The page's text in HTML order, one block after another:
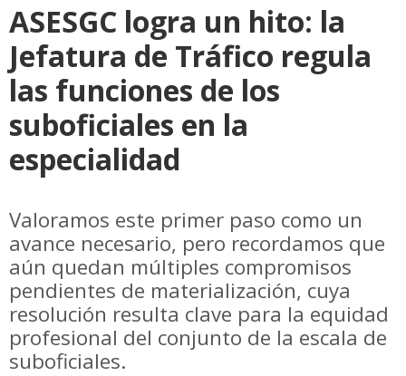
ASESGC logra un hito: la
Jefatura de Tráfico regula
las funciones de los
suboficiales en la
especialidad
Valoramos este primer paso como un
avance necesario, pero recordamos que
aún quedan múltiples compromisos
pendientes de materialización, cuya
resolución resulta clave para la equidad
profesional del conjunto de la escala de
suboficiales.